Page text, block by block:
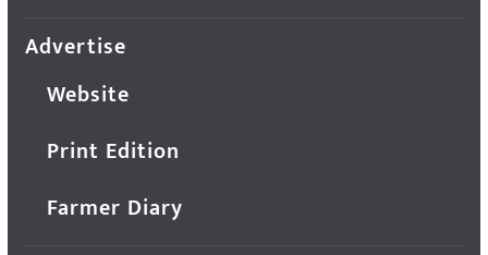
Advertise
Website
Print Edition
Farmer Diary